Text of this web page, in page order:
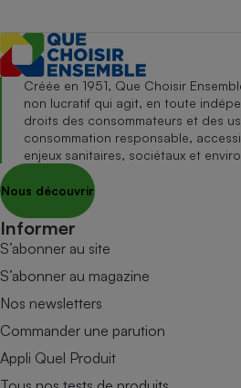
Créée en 1951, Que Choisir
non lucratif qui agit, en toute
droits des consommateurs et des
consommation responsable,
enjeux sanitaires, sociétaux et
Nous découvrir
Informer
S’abonner au site
S’abonner au magazine
Nos newsletters
Commander une parution
Appli Quel Produit